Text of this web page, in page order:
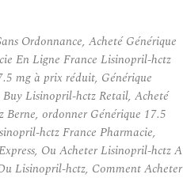
Ordonnance, Acheté Générique
En Ligne France Lisinopril-hctz
mg à prix réduit, Générique
Lisinopril-hctz Retail, Acheté
ordonner Générique 17.5
hctz France Pharmacie,
Ou Acheter Lisinopril-hctz A
Lisinopril-hctz, Comment Acheter